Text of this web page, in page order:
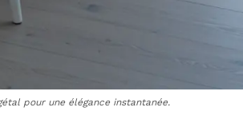
pour une élégance instantanée.